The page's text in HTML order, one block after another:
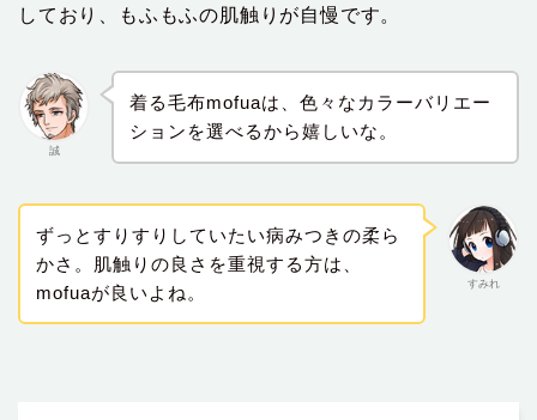
しており、もふもふの肌触りが自慢です。
誠
着る毛布mofuaは、色々なカラーバリエー
ションを選べるから嬉しいな。
すみれ
ずっとすりすりしていたい病みつきの柔ら
かさ。肌触りの良さを重視する方は、
mofuaが良いよね。